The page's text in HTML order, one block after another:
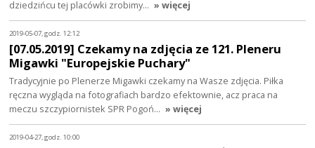
dziedzińcu tej placówki zrobimy… » więcej
2019-05-07, godz. 12:12
[07.05.2019] Czekamy na zdjęcia ze 121. Pleneru
Migawki "Europejskie Puchary"
Tradycyjnie po Plenerze Migawki czekamy na Wasze zdjęcia. Piłka
ręczna wygląda na fotografiach bardzo efektownie, acz praca na
meczu szczypiornistek SPR Pogoń… » więcej
2019-04-27, godz. 10:00